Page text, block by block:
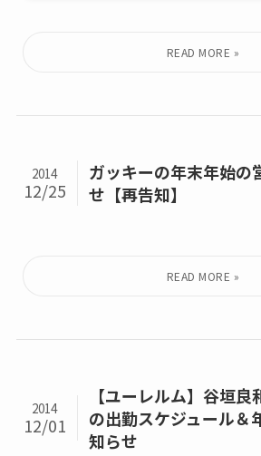
ガッキーの年末年始の
せ【再告知】
2014
12/25
【ユーレルム】谷垣
の出勤スケジュール＆
知らせ
2014
12/01